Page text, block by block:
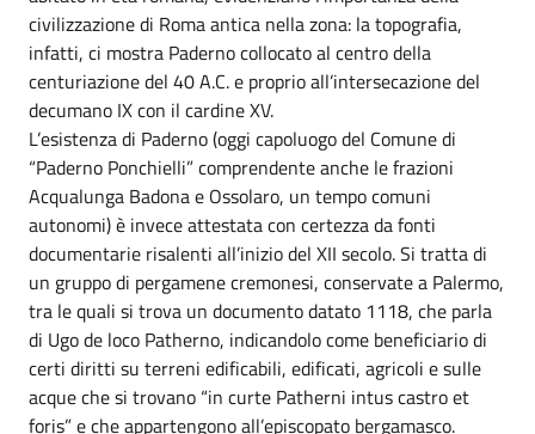
civilizzazione di Roma antica nella zona: la topografia,
infatti, ci mostra Paderno collocato al centro della
centuriazione del 40 A.C. e proprio all’intersecazione del
decumano IX con il cardine XV.
L’esistenza di Paderno (oggi capoluogo del Comune di
“Paderno Ponchielli” comprendente anche le frazioni
Acqualunga Badona e Ossolaro, un tempo comuni
autonomi) è invece attestata con certezza da fonti
documentarie risalenti all’inizio del XII secolo. Si tratta di
un gruppo di pergamene cremonesi, conservate a Palermo,
tra le quali si trova un documento datato 1118, che parla
di Ugo de loco Patherno, indicandolo come beneficiario di
certi diritti su terreni edificabili, edificati, agricoli e sulle
acque che si trovano “in curte Patherni intus castro et
foris” e che appartengono all’episcopato bergamasco.